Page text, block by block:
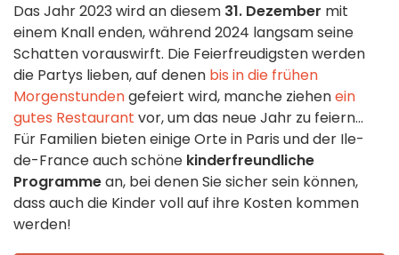
Das Jahr 2023 wird an diesem 31. Dezember mit
einem Knall enden, während 2024 langsam seine
Schatten vorauswirft. Die Feierfreudigsten werden
die Partys lieben, auf denen bis in die frühen
Morgenstundengefeiert wird, manche ziehenein
gutes Restaurant vor, um das neue Jahr zu feiern...
Für Familien bieten einige Orte in Paris und der Ile-
de-France auch schöne kinderfreundliche
Programmean, bei denen Sie sicher sein können,
dass auch die Kinder voll auf ihre Kosten kommen
werden!